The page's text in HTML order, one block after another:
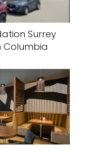
Surrey
Columbia